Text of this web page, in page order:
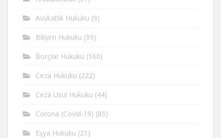
Avukatlık Hukuku (9)
Bilişim Hukuku (99)
Borçlar Hukuku (160)
Ceza Hukuku (222)
Ceza Usul Hukuku (44)
Corona (Covid-19) (85)
Eşya Hukuku (21)